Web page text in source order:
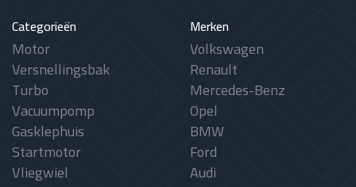
Categorieën
Motor
Versnellingsbak
Turbo
Vacuumpomp
Gasklephuis
Startmotor
Vliegwiel
Merken
Volkswagen
Renault
Mercedes-Benz
Opel
BMW
Ford
Audi